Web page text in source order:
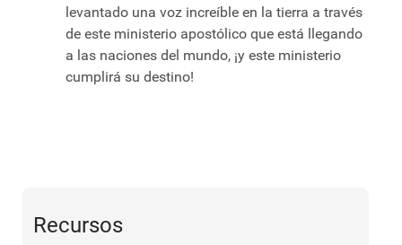
levantado una voz increíble en la tierra a través
de este ministerio apostólico que está llegando
a las naciones del mundo, ¡y este ministerio
cumplirá su destino!
Recursos